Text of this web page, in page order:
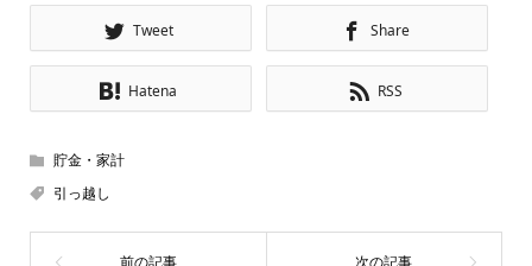
Tweet Share
Hatena RSS
貯金・家計
引っ越し